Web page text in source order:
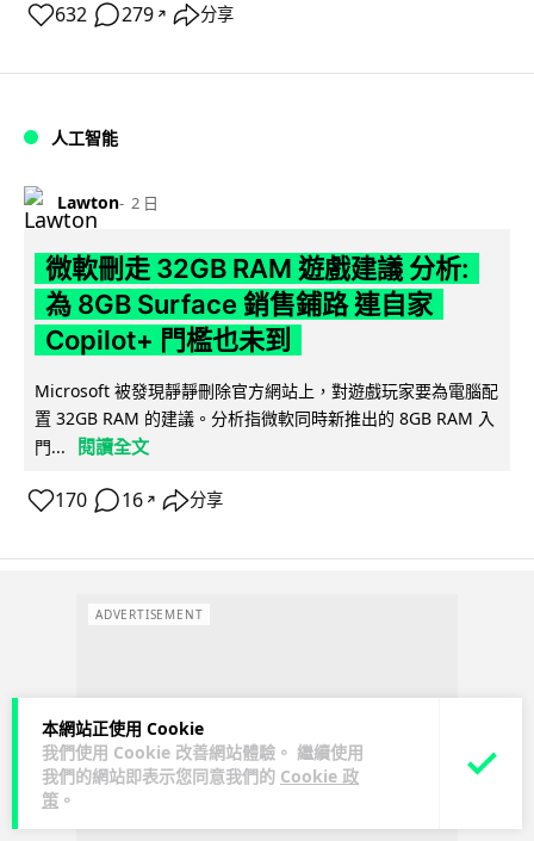
本網站正使用 Cookie
我們使用 Cookie 改善網站體驗。 繼續使用
我們的網站即表示您同意我們的 Cookie 政
策 。
632 279 ↗ 分享
人工智能
Lawton 2 日
微軟刪走 32GB RAM 遊戲建議 分析:
為 8GB Surface 銷售鋪路 連自家
Copilot+ 門檻也未到
Microsoft 被發現靜靜刪除官方網站上，對遊戲玩家要為電腦配
置 32GB RAM 的建議。分析指微軟同時新推出的 8GB RAM 入
門...
閱讀全文
170 16 ↗ 分享
ADVERTISEMENT